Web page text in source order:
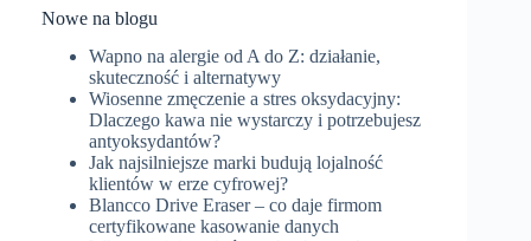
Nowe na blogu
Wapno na alergie od A do Z: działanie,
skuteczność i alternatywy
Wiosenne zmęczenie a stres oksydacyjny:
Dlaczego kawa nie wystarczy i potrzebujesz
antyoksydantów?
Jak najsilniejsze marki budują lojalność
klientów w erze cyfrowej?
Blancco Drive Eraser – co daje firmom
certyfikowane kasowanie danych